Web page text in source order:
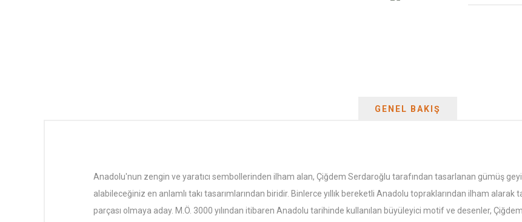
GENEL BAKIŞ
Anadolu'nun zengin ve yaratıcı sembollerinden ilham alan, Çiğdem Serdaroğlu tarafından tasarlanan gümüş
alabileceğiniz en anlamlı takı tasarımlarından biridir. Binlerce yıllık bereketli Anadolu topraklarından ilham
parçası olmaya aday. M.Ö. 3000 yılından itibaren Anadolu tarihinde kullanılan büyüleyici motif ve desenler,